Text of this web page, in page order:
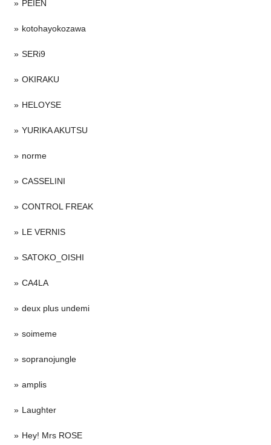
PEIEN
kotohayokozawa
SERi9
OKIRAKU
HELOYSE
YURIKA AKUTSU
norme
CASSELINI
CONTROL FREAK
LE VERNIS
SATOKO_OISHI
CA4LA
deux plus undemi
soimeme
sopranojungle
amplis
Laughter
Hey! Mrs ROSE